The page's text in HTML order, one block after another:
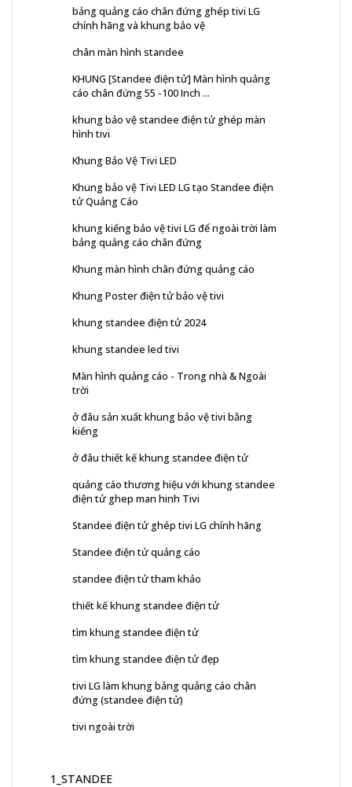
bảng quảng cáo chân đứng ghép tivi LG
chính hãng và khung bảo vệ
chân màn hình standee
KHUNG [Standee điện tử] Màn hình quảng
cáo chân đứng 55 -100 Inch ...
khung bảo vệ standee điện tử ghép màn
hình tivi
Khung Bảo Vệ Tivi LED
Khung bảo vệ Tivi LED LG tạo Standee điện
tử Quảng Cáo
khung kiếng bảo vệ tivi LG để ngoài trời làm
bảng quảng cáo chân đứng
Khung màn hình chân đứng quảng cáo
Khung Poster điện tử bảo vệ tivi
khung standee điện tử 2024
khung standee led tivi
Màn hình quảng cáo - Trong nhà & Ngoài
trời
ở đâu sản xuất khung bảo vệ tivi bằng
kiếng
ở đâu thiết kế khung standee điện tử
quảng cáo thương hiệu với khung standee
điện tử ghep man hinh Tivi
Standee điện tử ghép tivi LG chính hãng
Standee điện tử quảng cáo
standee điện tử tham khảo
thiết kế khung standee điện tử
tìm khung standee điện tử
tìm khung standee điện tử đẹp
tivi LG làm khung bảng quảng cáo chân
đứng (standee điện tử)
tivi ngoài trời
1_STANDEE